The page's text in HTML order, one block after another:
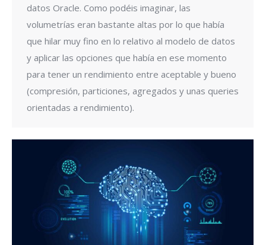
datos Oracle. Como podéis imaginar, las
volumetrías eran bastante altas por lo que había
que hilar muy fino en lo relativo al modelo de datos
y aplicar las opciones que había en ese momento
para tener un rendimiento entre aceptable y bueno
(compresión, particiones, agregados y unas queries
orientadas a rendimiento).